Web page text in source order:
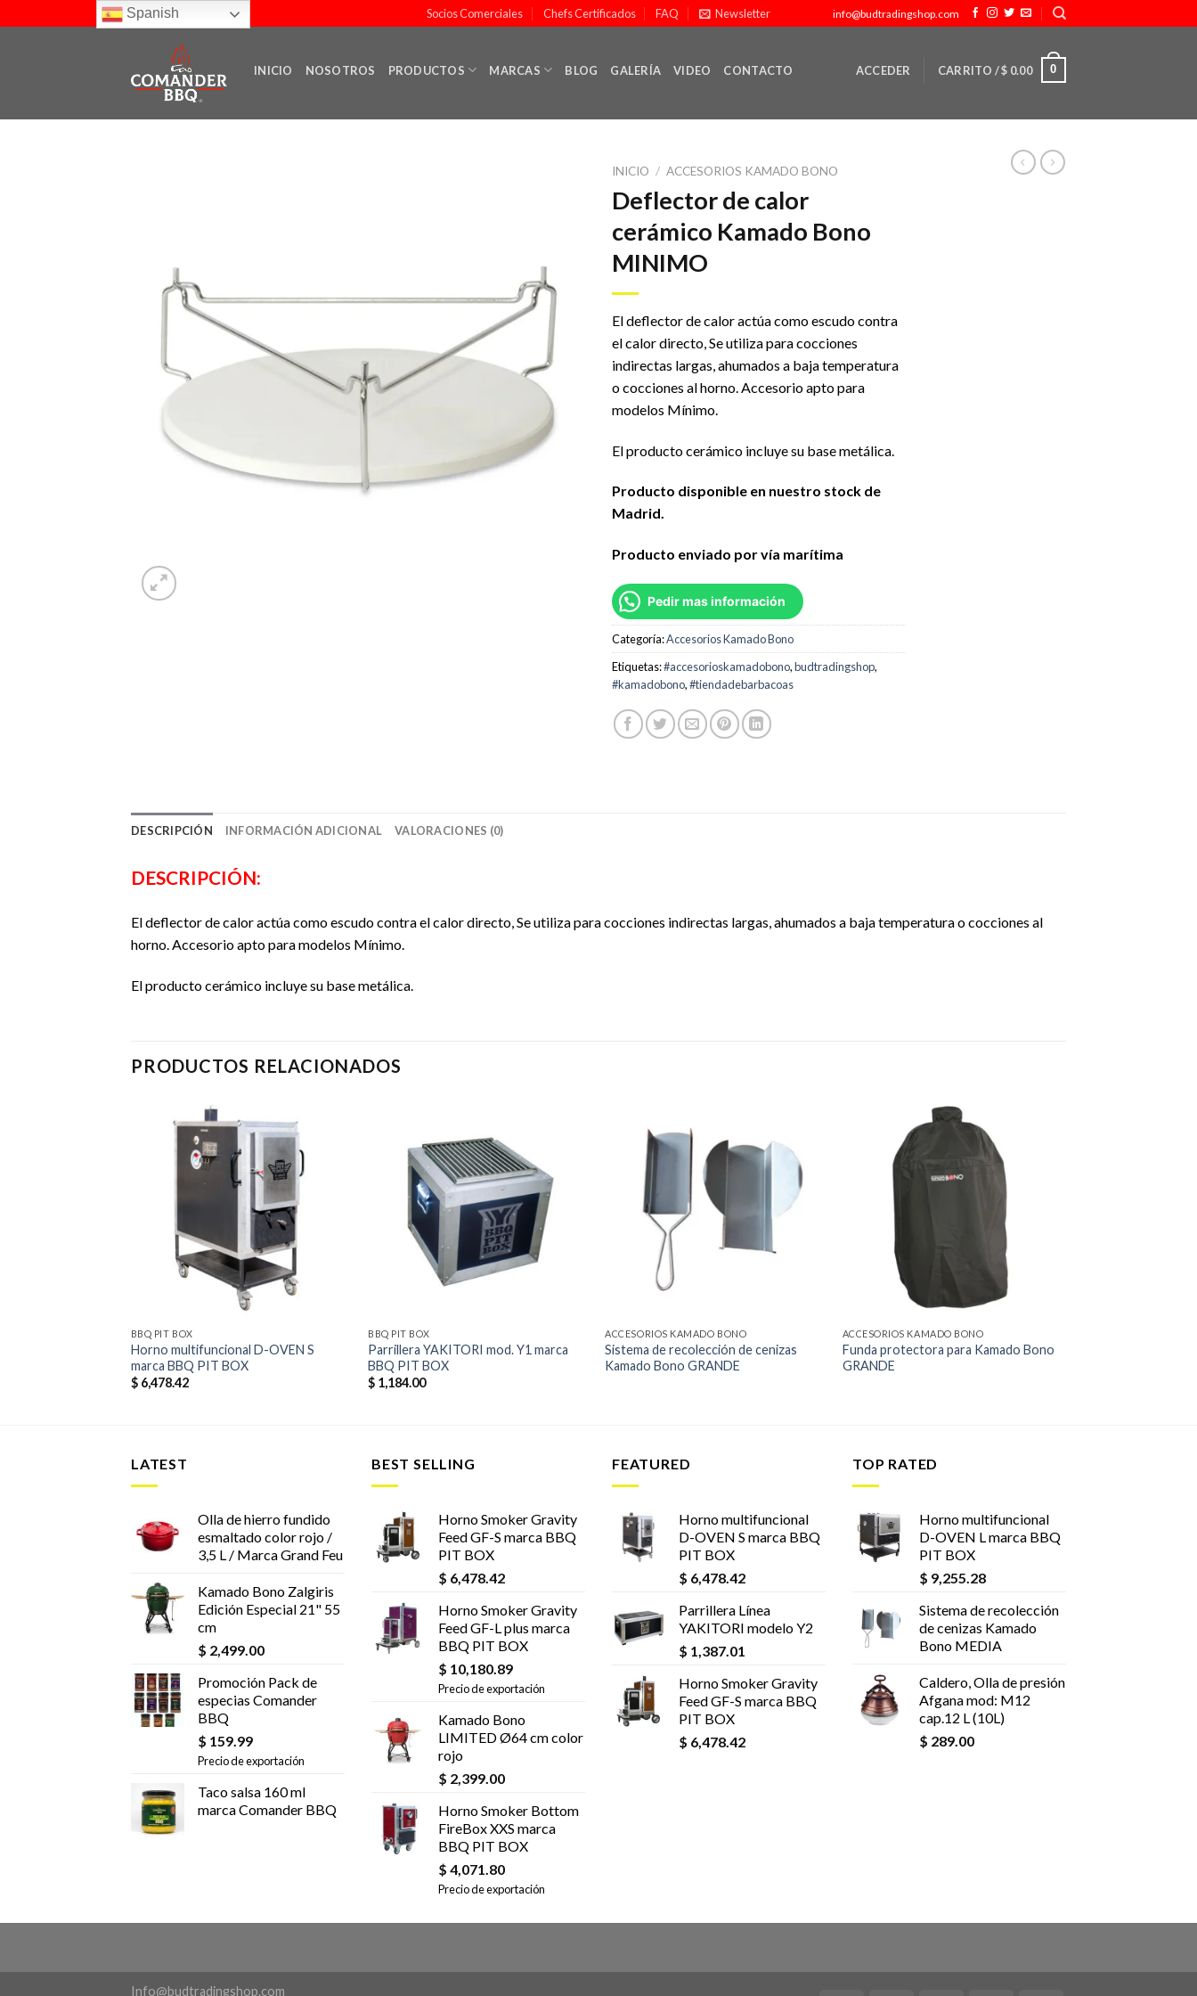
to
Socios Comerciales Chefs Certificados FAQ Newsletter info@budtradingshop.com
INICIO NOSOTROS PRODUCTOS MARCAS BLOG GALERÍA VIDEO CONTACTO ACCEDER CARRITO /$ 0.00 0
lista de
deseos
INICIO / ACCESORIOS KAMADO BONO
Deflector de calor
cerámico Kamado Bono
MINIMO
El deflector de calor actúa como escudo contra
el calor directo, Se utiliza para cocciones
indirectas largas, ahumados a baja temperatura
o cocciones al horno. Accesorio apto para
modelos Mínimo.
El producto cerámico incluye su base metálica.
Producto disponible en nuestro stock de
Madrid.
Producto enviado por vía marítima
Pedir mas información
Categoría:Accesorios Kamado Bono
Etiquetas:#accesorioskamadobono,budtradingshop,
#kamadobono,#tiendadebarbacoas
DESCRIPCIÓN INFORMACIÓN ADICIONAL VALORACIONES (0)
DESCRIPCIÓN:
El deflector de calor actúa como escudo contra el calor directo, Se utiliza para cocciones indirectas largas, ahumados a baja temperatura o cocciones al
horno. Accesorio apto para modelos Mínimo.
El producto cerámico incluye su base metálica.
PRODUCTOS RELACIONADOS
BBQ PIT BOX
Horno multifuncional D-OVEN S
marca BBQ PIT BOX
$6,478.42
Añadir
a la
lista de
deseos
BBQ PIT BOX
Parrillera YAKITORI mod. Y1 marca
BBQ PIT BOX
$ 1,184.00
Añadir
a la
lista de
ACCESORIOS KAMADO BONO
Sistema de recolección de cenizas
Kamado Bono GRANDE
ACCESORIOS KAMADO BONO
Funda protectora para Kamado Bono
GRANDE
LATEST
Olla de hierro fundido
esmaltado color rojo /
3,5 L / Marca Grand Feu
Kamado Bono Zalgiris
Edición Especial 21" 55
cm
$ 2,499.00
Promoción Pack de
especias Comander
BBQ
$ 159.99
Precio de exportación
Taco salsa 160 ml
marca Comander BBQ
BEST SELLING
Horno Smoker Gravity
Feed GF-S marca BBQ
PIT BOX
$ 6,478.42
Horno Smoker Gravity
Feed GF-L plus marca
BBQ PIT BOX
$ 10,180.89
Precio de exportación
Kamado Bono
LIMITED Ø64 cm color
rojo
$ 2,399.00
Horno Smoker Bottom
FireBox XXS marca
BBQ PIT BOX
$ 4,071.80
Precio de exportación
FEATURED
Horno multifuncional
D-OVEN S marca BBQ
PIT BOX
$ 6,478.42
Parrillera Línea
YAKITORI modelo Y2
$ 1,387.01
Horno Smoker Gravity
Feed GF-S marca BBQ
PIT BOX
$ 6,478.42
TOP RATED
Horno multifuncional
D-OVEN L marca BBQ
PIT BOX
$ 9,255.28
Sistema de recolección
de cenizas Kamado
Bono MEDIA
Caldero, Olla de presión
Afgana mod: M12
cap.12 L (10L)
$ 289.00
Info@budtradingshop.com
Spanish